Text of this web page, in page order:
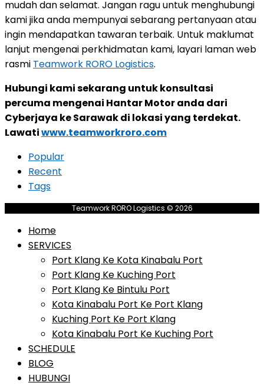
mudah dan selamat. Jangan ragu untuk menghubungi
kami jika anda mempunyai sebarang pertanyaan atau
ingin mendapatkan tawaran terbaik. Untuk maklumat
lanjut mengenai perkhidmatan kami, layari laman web
rasmi Teamwork RORO Logistics.
Hubungi kami sekarang untuk konsultasi
percuma mengenai Hantar Motor anda dari
Cyberjaya ke Sarawak di lokasi yang terdekat.
Lawatiwww.teamworkroro.com
Popular
Recent
Tags
Teamwork RORO Logistics © 2026
Home
SERVICES
Port Klang Ke Kota Kinabalu Port
Port Klang Ke Kuching Port
Port Klang Ke Bintulu Port
Kota Kinabalu Port Ke Port Klang
Kuching Port Ke Port Klang
Kota Kinabalu Port Ke Kuching Port
SCHEDULE
BLOG
HUBUNGI